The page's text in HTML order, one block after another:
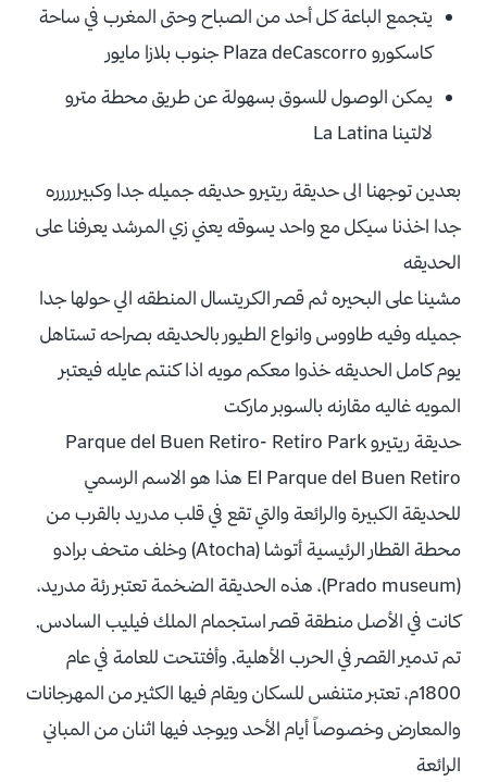
يتجمع الباعة كل أحد من الصباح وحتى المغرب في ساحة
كاسكورو Plaza deCascorro جنوب بلازا مايور
يمكن الوصول للسوق بسهولة عن طريق محطة مترو
لالتينا La Latina
بعدين توجهنا الى حديقة ريتيرو حديقه جميله جدا وكبيررررره
جدا اخذنا سيكل مع واحد يسوقه يعني زي المرشد يعرفنا على
الحديقه
مشينا على البحيره ثم قصر الكريتسال المنطقه الي حولها جدا
جميله وفيه طاووس وانواع الطيور بالحديقه بصراحه تستاهل
يوم كامل الحديقه خذوا معكم مويه اذا كنتم عايله فيعتبر
المويه غاليه مقارنه بالسوبر ماركت
حديقة ريتيرو Parque del Buen Retiro- Retiro Park
El Parque del Buen Retiro هذا هو الاسم الرسمي
للحديقة الكبيرة والرائعة والتي تقع في قلب مدريد بالقرب من
محطة القطار الرئيسية أتوشا (Atocha) وخلف متحف برادو
(Prado museum)، هذه الحديقة الضخمة تعتبر رئة مدريد،
كانت في الأصل منطقة قصر استجمام الملك فيليب السادس,
تم تدمير القصر في الحرب الأهلية, وأفتتحت للعامة في عام
1800م، تعتبر متنفس للسكان ويقام فيها الكثير من المهرجانات
والمعارض وخصوصاً أيام الأحد ويوجد فيها اثنان من المباني
الرائعة